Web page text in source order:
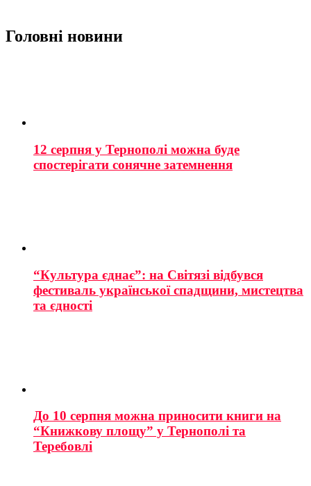
Головні новини
12 серпня у Тернополі можна буде
спостерігати сонячне затемнення
“Культура єднає”: на Світязі відбувся
фестиваль української спадщини, мистецтва
та єдності
До 10 серпня можна приносити книги на
“Книжкову площу” у Тернополі та
Теребовлі